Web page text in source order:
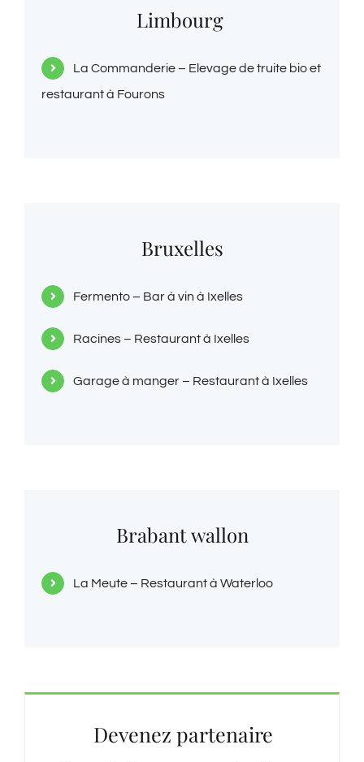
Limbourg
La Commanderie – Elevage de truite bio et
restaurant à Fourons
Bruxelles
Fermento – Bar à vin à Ixelles
Racines – Restaurant à Ixelles
Garage à manger – Restaurant à Ixelles
Brabant wallon
La Meute – Restaurant à Waterloo
Devenez partenaire